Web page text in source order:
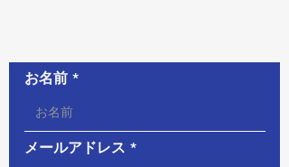
お名前
メールアドレス